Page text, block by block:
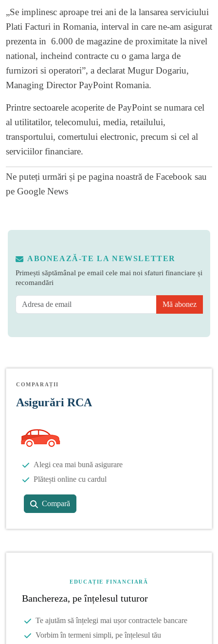
„Se implinesc aproape trei ani de la lansarea serviciului
Plati Facturi in Romania, interval in care ne-am asigurat
prezenta in 6.000 de magazine de proximitate la nivel
national, incheind contracte cu o gama larga de
furnizori si operatori”, a declarat Mugur Dogariu,
Managing Director PayPoint Romania.
Printre sectoarele acoperite de PayPoint se numara cel
al utilitatilor, telecomului, media, retailului,
transportului, comertului electronic, precum si cel al
serviciilor financiare.
Ne puteți urmări și pe pagina noastră de Facebook sau
pe Google News
ABONEAZĂ-TE LA NEWSLETTER
Primești săptămânal pe email cele mai noi sfaturi financiare și
recomandări
Mă abonez
COMPARAȚII
Asigurări RCA
Alegi cea mai bună asigurare
Plătești online cu cardul
Compară
EDUCAȚIE FINANCIARĂ
Banchereza, pe înțelesul tuturor
Te ajutăm să înțelegi mai ușor contractele bancare
Vorbim în termeni simpli, pe înțelesul tău